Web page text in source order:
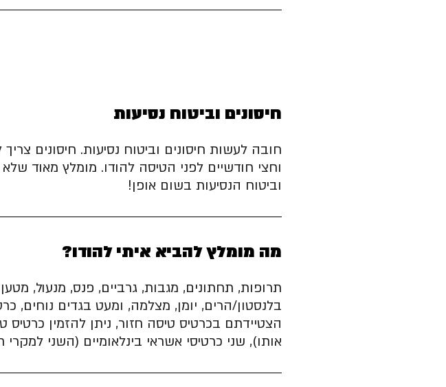
חיסונים וביטוח נסיעות
חובה לעשות חיסונים וביטוח נסיעות. חיסונים
וחצי חודשיים לפני הטיסה להודו. מומלץ מאוד שלא
וביטוח הנסיעות בשום אופן!
מה מומלץ להביא איתי להודו?
תרופות, תחתונים, מגבות, גרביים, פנס, מנעול, מטען
בלנסטון/הרים, יומן, מצלמה, ומעט בגדים נוחים,
הצטיידתם בכרטיס טיסה חזור, ניתן להזמין כרטיס
אותו), שני כרטיסי אשראי בינלאומיים (השני למקרי